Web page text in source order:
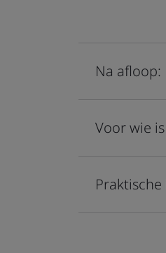
Na afloop:
Voor wie